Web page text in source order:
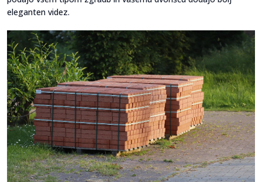
eleganten videz.